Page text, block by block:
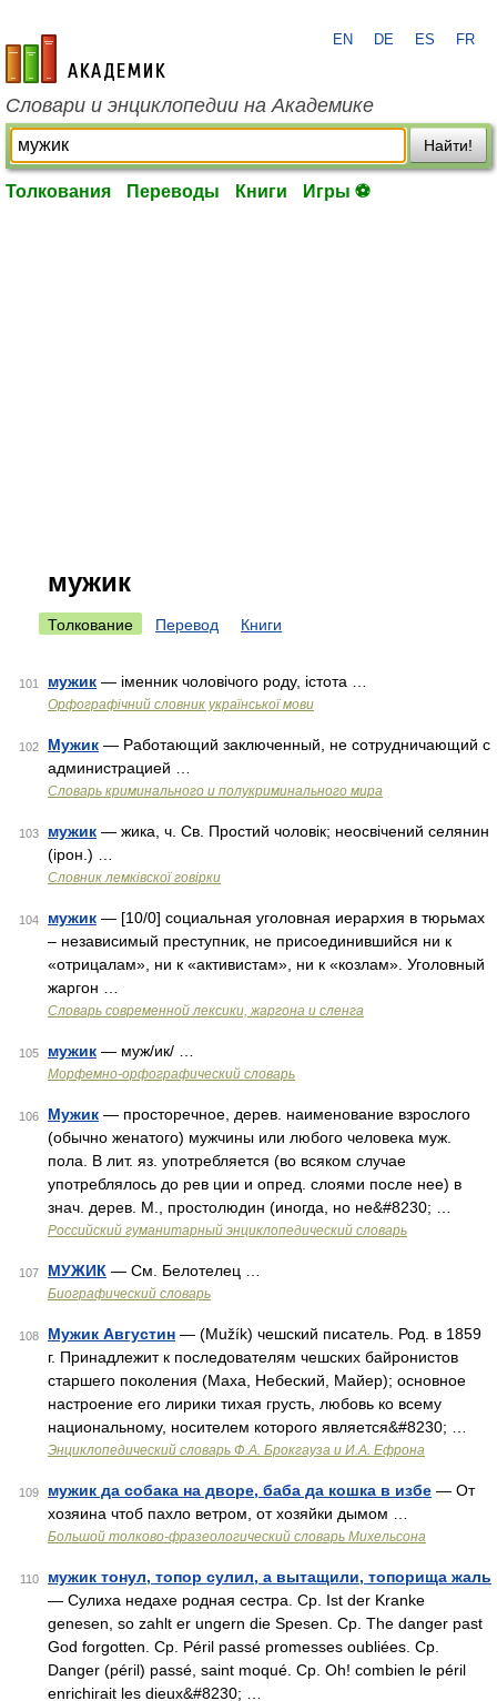
academic.ru
EN DE ES FR
Словари и энциклопедии на Академике
Найти!
Толкования Переводы Книги Игры ⚽
мужик
Толкование Перевод Книги
101 мужик — іменник чоловічого роду, істота …
Орфографічний словник української мови
102 Мужик — Работающий заключенный, не сотрудничающий с
администрацией …
Словарь криминального и полукриминального мира
103 мужик — жика, ч. Св. Простий чоловік; неосвічений селянин
(ірон.) …
Словник лемківскої говірки
104 мужик — [10/0] социальная уголовная иерархия в тюрьмах
– независимый преступник, не присоединившийся ни к
«отрицалам», ни к «активистам», ни к «козлам». Уголовный
жаргон …
Cловарь современной лексики, жаргона и сленга
105 мужик — муж/ик/ …
Морфемно-орфографический словарь
106 Мужик — просторечное, дерев. наименование взрослого
(обычно женатого) мужчины или любого человека муж.
пола. В лит. яз. употребляется (во всяком случае
употреблялось до рев ции и опред. слоями после нее) в
знач. дерев. М., простолюдин (иногда, но не&#8230; …
Российский гуманитарный энциклопедический словарь
107 МУЖИК — См. Белотелец …
Биографический словарь
108 Мужик Августин — (Mužík) чешский писатель. Род. в 1859
г. Принадлежит к последователям чешских байронистов
старшего поколения (Маха, Небеский, Майер); основное
настроение его лирики тихая грусть, любовь ко всему
национальному, носителем которого является&#8230; …
Энциклопедический словарь Ф.А. Брокгауза и И.А. Ефрона
109 мужик да собака на дворе, баба да кошка в избе — От
хозяина чтоб пахло ветром, от хозяйки дымом …
Большой толково-фразеологический словарь Михельсона
110
мужик тонул, топор сулил, а вытащили, топорища жаль
— Сулиха недахе родная сестра. Ср. Ist der Kranke
genesen, so zahlt er ungern die Spesen. Ср. The danger past
God forgotten. Ср. Péril passé promesses oubliées. Ср.
Danger (péril) passé, saint moqué. Ср. Oh! combien le péril
enrichirait les dieux&#8230; …